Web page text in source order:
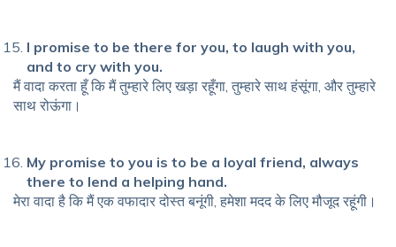
I promise to be there for you, to laugh with you,
and to cry with you.
मैं वादा करता हूँ कि मैं तुम्हारे लिए खड़ा रहूँगा, तुम्हारे साथ हंसूंगा, और तुम्हारे
साथ रोऊंगा।
My promise to you is to be a loyal friend, always
there to lend a helping hand.
मेरा वादा है कि मैं एक वफादार दोस्त बनूंगी, हमेशा मदद के लिए मौजूद रहूंगी।